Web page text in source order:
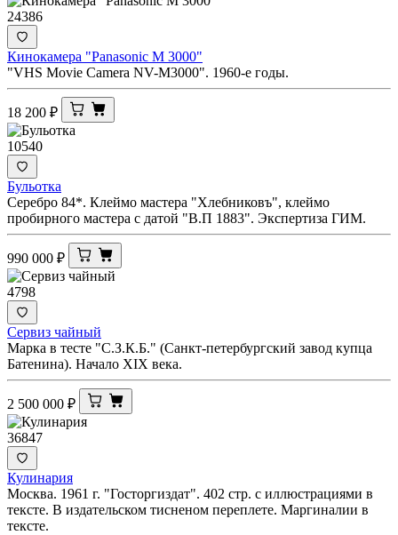
24386
Кинокамера "Panasonic M 3000"
"VHS Movie Camera NV-M3000". 1960-е годы.
18 200 ₽
10540
Бульотка
Серебро 84*. Клеймо мастера "Хлебниковъ", клеймо
пробирного мастера с датой "В.П 1883". Экспертиза ГИМ.
990 000 ₽
4798
Сервиз чайный
Марка в тесте "С.З.К.Б." (Санкт-петербургский завод купца
Батенина). Начало XIX века.
2 500 000 ₽
36847
Кулинария
Москва. 1961 г. "Госторгиздат". 402 стр. с иллюстрациями в
тексте. В издательском тисненом переплете. Маргиналии в
тексте.